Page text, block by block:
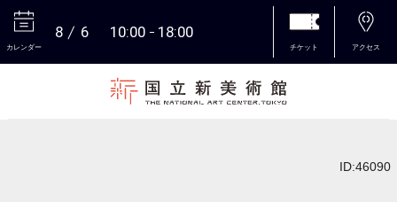
カレンダー
8 6 10:00 18:00
チケット アクセス
ID:46090